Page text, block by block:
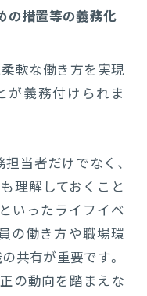
の措置等の義務化
軟な働き方を実現
が義務付けられま
当者だけでなく、
理解しておくこと
いったライフイベ
の働き方や職場環
共有が重要です。
の動向を踏まえな